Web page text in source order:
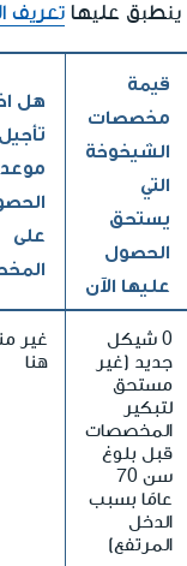
ينطبق عليها تعريف
قيمة
مخصصات
الشيخوخة
التي
يستحق
الحصول
عليها الآن
هل
تأجيل
موعد
على
0 شيكل
جديد (غير
مستحق
لتبكير
المخصصات
قبل بلوغ
سن 70
عامًا بسبب
الدخل
المرتفع)
غير
هنا